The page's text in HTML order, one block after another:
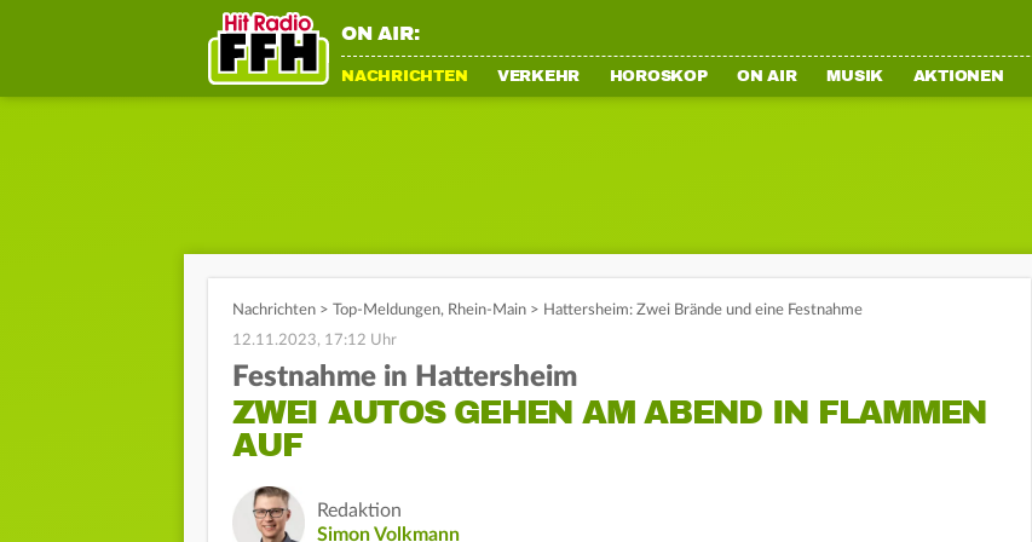
ON AIR:
NACHRICHTEN VERKEHR HOROSKOP ON AIR MUSIK AKTIONEN
Nachrichten > Top-Meldungen, Rhein-Main > Hattersheim: Zwei Brände und eine Festnahme
12.11.2023, 17:12 Uhr
Festnahme in Hattersheim
ZWEI AUTOS GEHEN AM ABEND IN FLAMMEN
AUF
Redaktion
Simon Volkmann